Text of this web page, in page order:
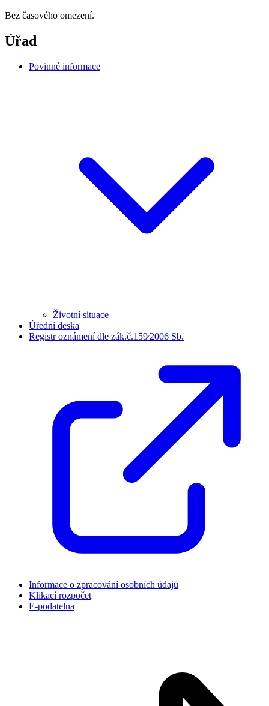
Bez časového omezení.
Úřad
Povinné informace
Životní situace
Úřední deska
Registr oznámení dle zák.č.159⁄2006 Sb.
Informace o zpracování osobních údajů
Klikací rozpočet
E-podatelna